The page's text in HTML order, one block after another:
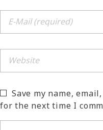
Save my name,
for the next time I